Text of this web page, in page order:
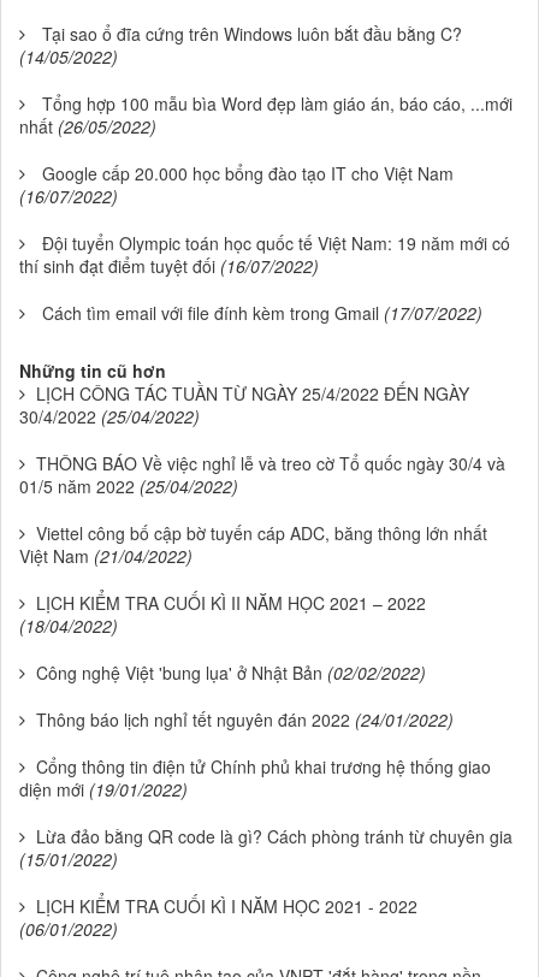
Tại sao ổ đĩa cứng trên Windows luôn bắt đầu bằng C?
(14/05/2022)
Tổng hợp 100 mẫu bìa Word đẹp làm giáo án, báo cáo, ...mới
nhất (26/05/2022)
Google cấp 20.000 học bổng đào tạo IT cho Việt Nam
(16/07/2022)
Đội tuyển Olympic toán học quốc tế Việt Nam: 19 năm mới có
thí sinh đạt điểm tuyệt đối (16/07/2022)
Cách tìm email với file đính kèm trong Gmail (17/07/2022)
Những tin cũ hơn
LỊCH CÔNG TÁC TUẦN TỪ NGÀY 25/4/2022 ĐẾN NGÀY
30/4/2022 (25/04/2022)
THÔNG BÁO Về việc nghỉ lễ và treo cờ Tổ quốc ngày 30/4 và
01/5 năm 2022 (25/04/2022)
Viettel công bố cập bờ tuyến cáp ADC, băng thông lớn nhất
Việt Nam (21/04/2022)
LỊCH KIỂM TRA CUỐI KÌ II NĂM HỌC 2021 – 2022
(18/04/2022)
Công nghệ Việt 'bung lụa' ở Nhật Bản (02/02/2022)
Thông báo lịch nghỉ tết nguyên đán 2022 (24/01/2022)
Cổng thông tin điện tử Chính phủ khai trương hệ thống giao
diện mới (19/01/2022)
Lừa đảo bằng QR code là gì? Cách phòng tránh từ chuyên gia
(15/01/2022)
LỊCH KIỂM TRA CUỐI KÌ I NĂM HỌC 2021 - 2022
(06/01/2022)